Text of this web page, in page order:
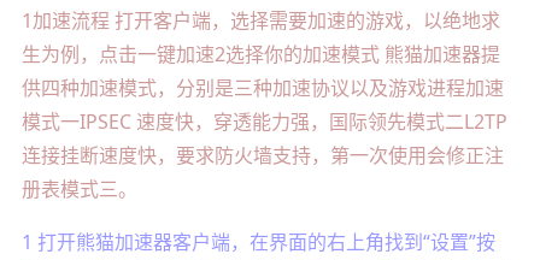
1加速流程 打开客户端，选择需要加速的游戏，以绝地求
生为例，点击一键加速2选择你的加速模式 熊猫加速器提
供四种加速模式，分别是三种加速协议以及游戏进程加速
模式一IPSEC 速度快，穿透能力强，国际领先模式二L2TP
连接挂断速度快，要求防火墙支持，第一次使用会修正注
册表模式三。
1 打开熊猫加速器客户端，在界面的右上角找到“设置”按